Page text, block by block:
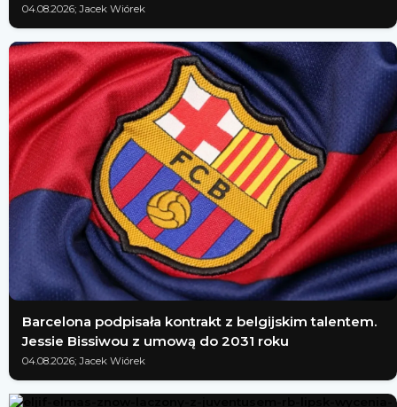
04.08.2026; Jacek Wiórek
Barcelona podpisała kontrakt z belgijskim talentem.
Jessie Bissiwou z umową do 2031 roku
04.08.2026; Jacek Wiórek